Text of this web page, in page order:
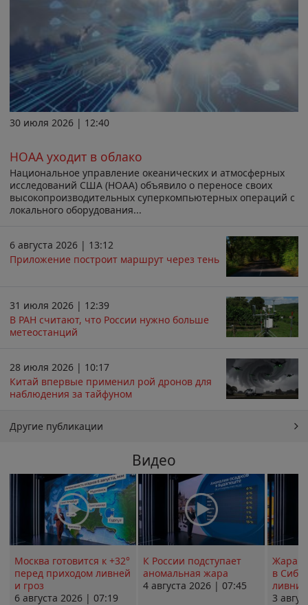
30 июля 2026 | 12:40
НОАА уходит в облако
Национальное управление океанических и атмосферных
исследований США (НОАА) объявило о переносе своих
высокопроизводительных суперкомпьютерных операций с
локального оборудования...
6 августа 2026 | 13:12
Приложение построит маршрут через тень
31 июля 2026 | 12:39
В РАН считают, что России нужно больше
метеостанций
28 июля 2026 | 10:17
Китай впервые применил рой дронов для
наблюдения за тайфуном
Другие публикации
Видео
Москва готовится к +32°
перед приходом ливней
и гроз
6 августа 2026 | 07:19
К России подступает
аномальная жара
4 августа 2026 | 07:45
Жара в
в
ливни
3